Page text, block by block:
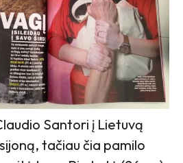
Santori į Lietuvą
tačiau čia pamilo